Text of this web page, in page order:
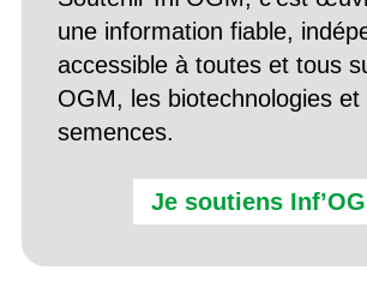
une information fiable,
accessible à toutes et tous
OGM, les biotechnologies et
semences.
Je soutiens